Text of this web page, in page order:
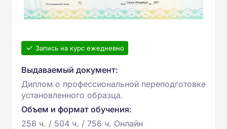
Запись на курс ежедневно
Выдаваемый документ:
Диплом о профессиональной переподготовке
установленного образца.
Объем и формат обучения:
256 ч. / 504 ч. / 756 ч. Онлайн